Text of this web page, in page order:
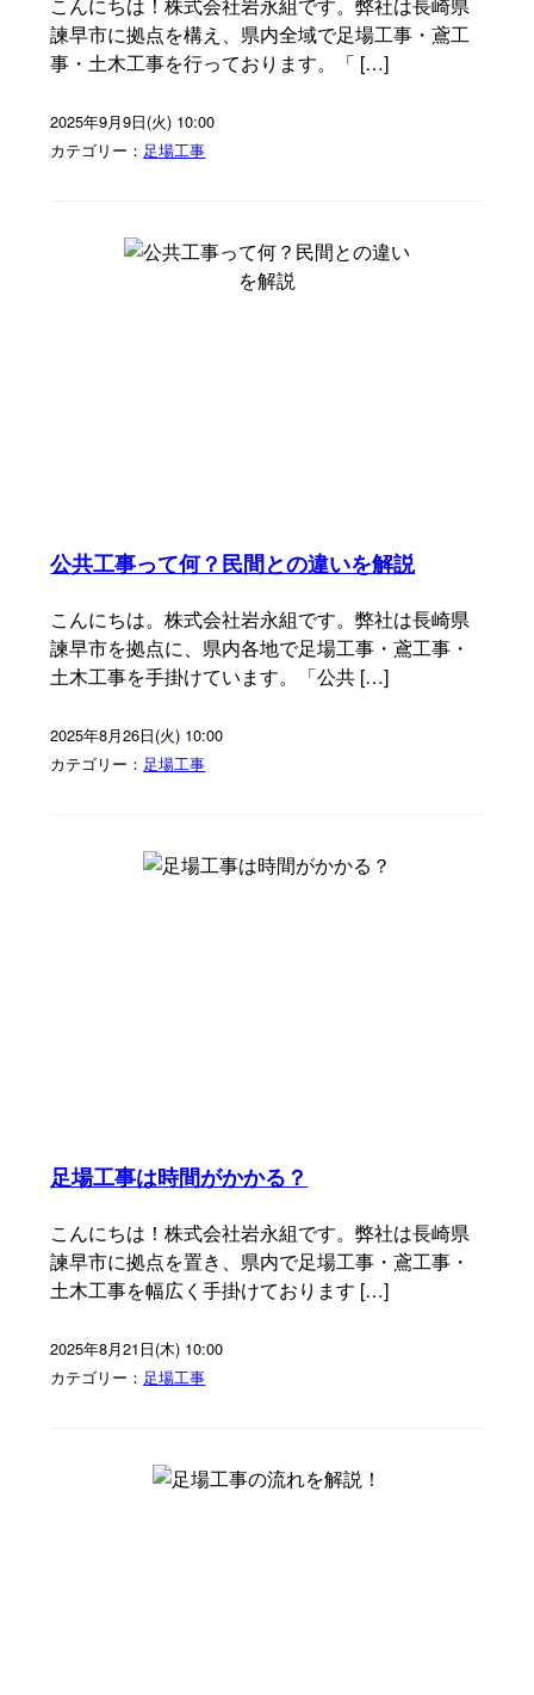
諫早市に拠点を構え、県内全域で足場工事・鳶工
事・土木工事を行っております。「 […]
2025年9月9日(火) 10:00
カテゴリー： 足場工事
公共工事って何？民間との違いを解説
こんにちは。株式会社岩永組です。弊社は長崎県
諫早市を拠点に、県内各地で足場工事・鳶工事・
土木工事を手掛けています。「公共 […]
2025年8月26日(火) 10:00
カテゴリー： 足場工事
足場工事は時間がかかる？
こんにちは！株式会社岩永組です。弊社は長崎県
諫早市に拠点を置き、県内で足場工事・鳶工事・
土木工事を幅広く手掛けております […]
2025年8月21日(木) 10:00
カテゴリー： 足場工事